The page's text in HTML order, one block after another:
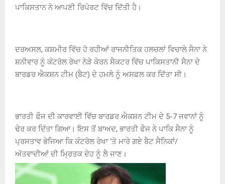
ਪਾਕਿਸਤਾਨ ਨੇ ਆਪਣੀ ਰਿਪੋਰਟ ਵਿੱਚ ਦਿੱਤੀ ਹੈ।
ਦਰਅਸਲ, ਕਸ਼ਮੀਰ ਵਿੱਚ ਹੋ ਰਹੀਆਂ ਰਾਜਨੀਤਿਕ ਹਲਚਲਾਂ ਵਿਚਾਲੇ ਸੈਨਾ ਨੇ
ਸ਼ਨੀਵਾਰ ਨੂੰ ਕੰਟਰੋਲ ਰੇਖਾ ਨੇੜੇ ਕੇਰਨ ਸੈਕਟਰ ਵਿੱਚ ਪਾਕਿਸਤਾਨੀ ਸੈਨਾ ਦੇ
ਬਾਰਡਰ ਐਕਸ਼ਨ ਟੀਮ (ਬੈਟ) ਦੇ ਹਮਲੇ ਨੂੰ ਅਸਫ਼ਲ ਕਰ ਦਿੱਤਾ ਸੀ।
ਭਾਰਤੀ ਫੌਜ ਦੀ ਕਾਰਵਾਈ ਵਿੱਚ ਬਾਰਡਰ ਐਕਸ਼ਨ ਟੀਮ ਦੇ 5-7 ਜਵਾਨਾਂ ਨੂੰ
ਢੇਰ ਕਰ ਦਿੱਤਾ ਗਿਆ। ਇਸ ਤੋਂ ਬਾਅਦ, ਭਾਰਤੀ ਫੌਜ ਨੇ ਪਾਕਿ ਸੈਨਾ ਨੂੰ
ਪ੍ਰਸਤਾਵ ਭੇਜਿਆ ਕਿ ਕੰਟਰੋਲ ਰੇਖਾ ‘ਤੇ ਮਾਰੇ ਗਏ ਬੈਟ ਸੈਨਿਕਾਂ/
ਅੱਤਵਾਦੀਆਂ ਦੀ ਮ੍ਰਿਤਕ ਦੇਹ ਨੂੰ ਲੈ ਜਾਣ।